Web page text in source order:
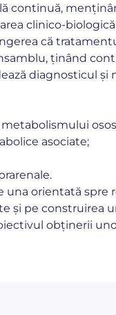
continuă,
clinico-
că
ținând
diagnosticul
asociate;
una orientată
și pe construirea
obținerii